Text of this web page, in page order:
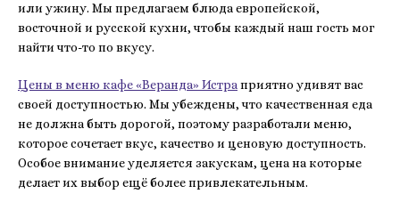
или ужину. Мы предлагаем блюда европейской,
восточной и русской кухни, чтобы каждый наш гость мог
найти что-то по вкусу.
Цены в меню кафе «Веранда» Истраприятно удивят вас
своей доступностью. Мы убеждены, что качественная еда
не должна быть дорогой, поэтому разработали меню,
которое сочетает вкус, качество и ценовую доступность.
Особое внимание уделяется закускам, цена на которые
делает их выбор ещё более привлекательным.